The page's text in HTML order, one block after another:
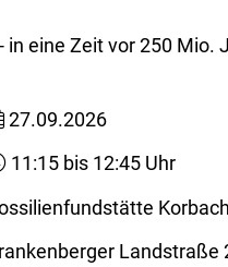
in eine Zeit vor 250
27.09.2026
11:15 bis 12:45 Uhr
Landstraße